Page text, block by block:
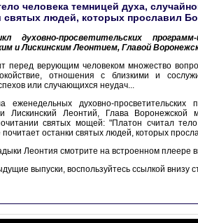
человека темницей духа,
святых людей, которых прославил
духовно-просветительских
и Лискинским Леонтием, Главой
перед верующим человеком множество
отношения с близкими и
или случающихся неудач...
еженедельных духовно-просветительских
Лискинский Леонтий, Глава
святых мощей: "Платон считал
останки святых людей, которых
Леонтия смотрите на встроенном плеере
выпуски, воспользуйтесь ссылкой внизу